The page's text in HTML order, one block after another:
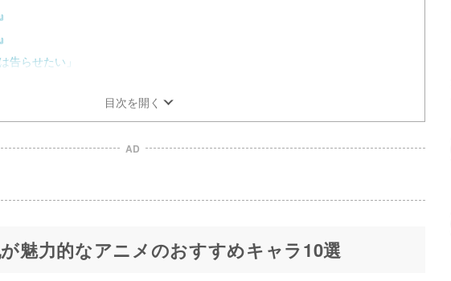
告らせたい」
目次を開く
AD
魅力的なアニメのおすすめキャラ10選